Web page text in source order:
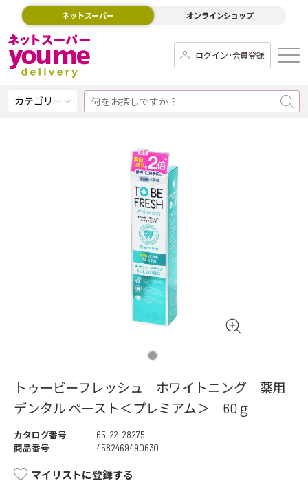
ネットスーパー オンラインショップ
ログイン･会員登録
カテゴリー
トゥービーフレッシュ ホワイトニング 薬用
デンタル ペースト＜プレミアム＞ 60ｇ
カタログ番号
65-22-28275
商品番号
4582469490630
マイリストに登録する